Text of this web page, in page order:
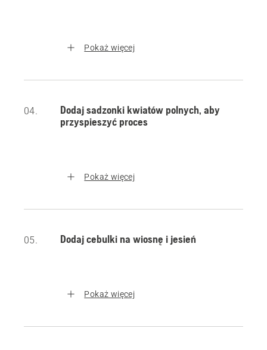
Pokaż więcej
04.
Dodaj sadzonki kwiatów polnych, aby
przyspieszyć proces
Pokaż więcej
05. Dodaj cebulki na wiosnę i jesień
Pokaż więcej